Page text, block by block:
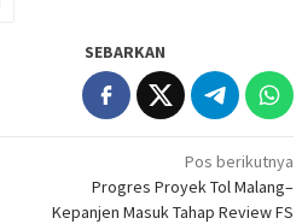
SEBARKAN
Pos berikutnya
Progres Proyek Tol Malang–
Kepanjen Masuk Tahap Review FS